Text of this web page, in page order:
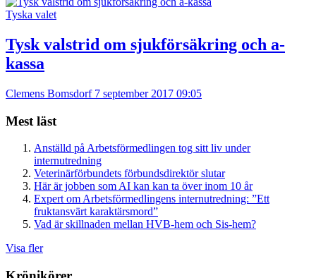
Tyska valet
Tysk valstrid om sjukförsäkring och a-
kassa
Clemens Bomsdorf 7 september 2017 09:05
Mest läst
Anställd på Arbetsförmedlingen tog sitt liv under
internutredning
Veterinärförbundets förbundsdirektör slutar
Här är jobben som AI kan kan ta över inom 10 år
Expert om Arbetsförmedlingens internutredning: ”Ett
fruktansvärt karaktärsmord”
Vad är skillnaden mellan HVB-hem och Sis-hem?
Visa fler